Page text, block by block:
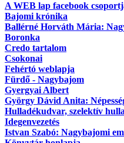
A WEB lap facebook
Bajomi krónika
Ballérné Horváth Mária:
Boronka
Credo tartalom
Csokonai
Fehértó weblapja
Fürdő - Nagybajom
Gyergyai Albert
György Dávid Anita:
Hulladékudvar, szelektív
Idegenvezetés
Istvan Szabó: Nagybajomi